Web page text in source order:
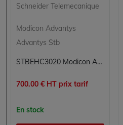
Schneider Telemecanique
Modicon Advantys
Advantys Stb
STBEHC3020 Modicon Advantys Schneider Telemecanique
700.00 € HT prix tarif
En stock